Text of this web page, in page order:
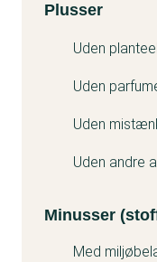
Kemitest
Plusser
Uden
Uden
Uden
Uden andre
Minusser
Med